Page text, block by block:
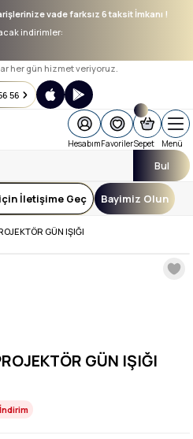
vade farksız 6 taksit İmkanı !
indirimler:
her gün hizmet veriyoruz.
56
Bul
HesabımFavorilerSepet Menü
İletişime Geç Bayimiz Olun
GÜN IŞIĞI
GÜN IŞIĞI
İndirim